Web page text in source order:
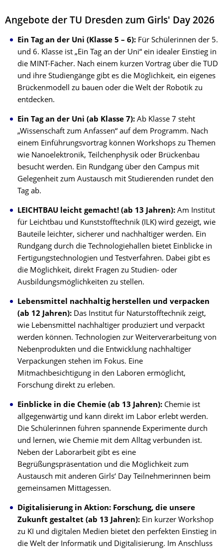
Angebote der TU Dresden zum Girls' Day 2026
Ein Tag an der Uni (Klasse 5 – 6): Für Schülerinnen der 5.
und 6. Klasse ist „Ein Tag an der Uni“ ein idealer Einstieg in
die MINT-Fächer. Nach einem kurzen Vortrag über die TUD
und ihre Studiengänge gibt es die Möglichkeit, ein eigenes
Brückenmodell zu bauen oder die Welt der Robotik zu
entdecken.
Ein Tag an der Uni (ab Klasse 7): Ab Klasse 7 steht
„Wissenschaft zum Anfassen“ auf dem Programm. Nach
einem Einführungsvortrag können Workshops zu Themen
wie Nanoelektronik, Teilchenphysik oder Brückenbau
besucht werden. Ein Rundgang über den Campus mit
Gelegenheit zum Austausch mit Studierenden rundet den
Tag ab.
LEICHTBAU leicht gemacht! (ab 13 Jahren): Am Institut
für Leichtbau und Kunststofftechnik (ILK) wird gezeigt, wie
Bauteile leichter, sicherer und nachhaltiger werden. Ein
Rundgang durch die Technologiehallen bietet Einblicke in
Fertigungstechnologien und Testverfahren. Dabei gibt es
die Möglichkeit, direkt Fragen zu Studien- oder
Ausbildungsmöglichkeiten zu stellen.
Lebensmittel nachhaltig herstellen und verpacken
(ab 12 Jahren): Das Institut für Naturstofftechnik zeigt,
wie Lebensmittel nachhaltiger produziert und verpackt
werden können. Technologien zur Weiterverarbeitung von
Nebenprodukten und die Entwicklung nachhaltiger
Verpackungen stehen im Fokus. Eine
Mitmachbesichtigung in den Laboren ermöglicht,
Forschung direkt zu erleben.
Einblicke in die Chemie (ab 13 Jahren): Chemie ist
allgegenwärtig und kann direkt im Labor erlebt werden.
Die Schülerinnen führen spannende Experimente durch
und lernen, wie Chemie mit dem Alltag verbunden ist.
Neben der Laborarbeit gibt es eine
Begrüßungspräsentation und die Möglichkeit zum
Austausch mit anderen Girls‘ Day Teilnehmerinnen beim
gemeinsamen Mittagessen.
Digitalisierung in Aktion: Forschung, die unsere
Zukunft gestaltet (ab 13 Jahren): Ein kurzer Workshop
zu KI und digitalen Medien bietet den perfekten Einstieg in
die Welt der Informatik und Digitalisierung. Im Anschluss